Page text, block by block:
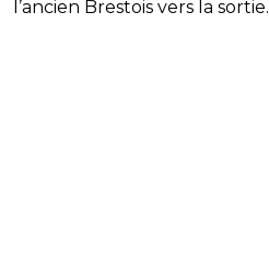
l’ancien Brestois vers la sortie.